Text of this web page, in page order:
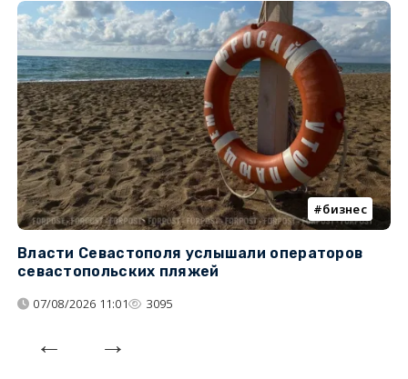
бизнес
Власти Севастополя услышали операторов
севастопольских пляжей
07/08/2026 11:01 3095